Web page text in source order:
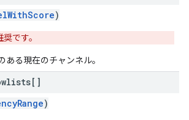
)
です。
ある現在のチャンネル。
)